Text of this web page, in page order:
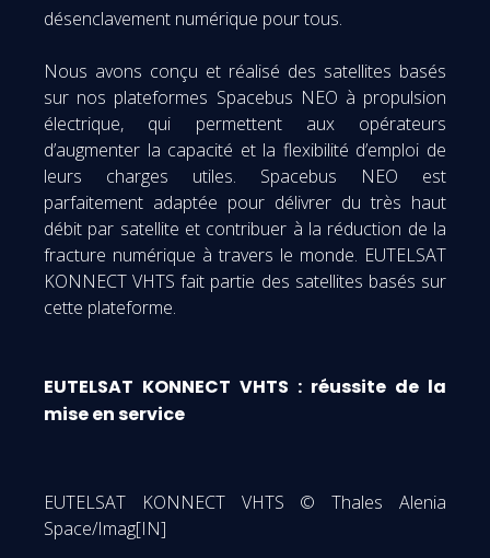
désenclavement numérique pour tous.
Nous avons conçu et réalisé des satellites basés
sur nos plateformes Spacebus NEO à propulsion
électrique, qui permettent aux opérateurs
d’augmenter la capacité et la flexibilité d’emploi de
leurs charges utiles. Spacebus NEO est
parfaitement adaptée pour délivrer du très haut
débit par satellite et contribuer à la réduction de la
fracture numérique à travers le monde. EUTELSAT
KONNECT VHTS fait partie des satellites basés sur
cette plateforme.
EUTELSAT KONNECT VHTS : réussite de la
mise en service
EUTELSAT KONNECT VHTS © Thales Alenia
Space/Imag[IN]